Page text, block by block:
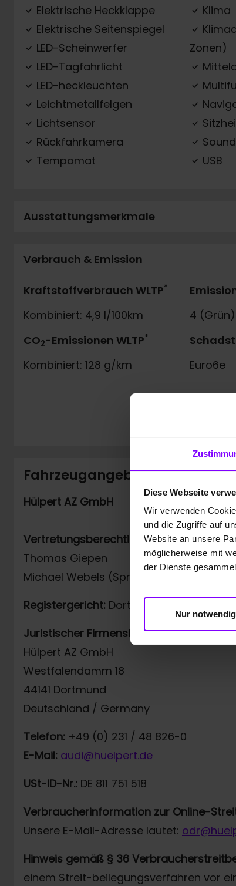
Diese Webseite
Wir verwenden
und die Zugriffe auf
Website an unsere
möglicherweise mit
der Dienste
Nur
Elektrische Heckklappe
Elektrische Seitenspiegel
LED-Scheinwerfer
LED-Tagfahrlicht
LED-heckleuchten
Leichtmetallfelgen
Lichtsensor
Rückfahrkamera
Tempomat
Klima
Zonen)
USB
Ausstattungsmerkmale
Verbrauch & Emission
Kraftstoffverbrauch WLTP*
Kombiniert: 4,9 l/100km
CO2-Emissionen WLTP*
Kombiniert: 128 g/km
4 (Grün)
Euro6e
Fahrzeugangebot der Hülpert
Hülpert AZ GmbH
Vertretungsberechtigt:
Thomas Giepen
Michael Webels (Sprecher der
Registergericht: Dortmund, HRB 11550
Juristischer Firmensitz:
Hülpert AZ GmbH
Westfalendamm 18
44141 Dortmund
Deutschland / Germany
Telefon: +49 (0) 231 / 48 826-0
E-Mail: audi@huelpert.de
USt-ID-Nr.: DE 811 751 518
Verbraucherinformation zur Online-
Unsere E-Mail-Adresse lautet:
Hinweis gemäß § 36
einem Streit-beilegungsverfahren vor